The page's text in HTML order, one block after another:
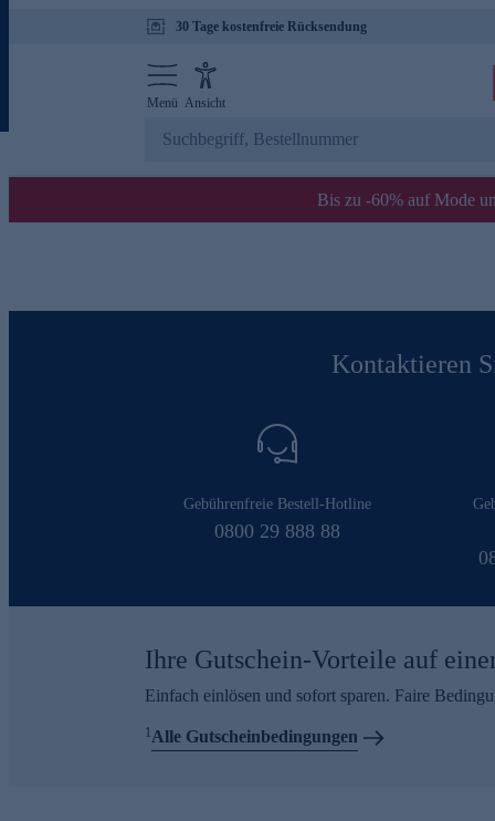
30 Tage kostenfreie Rücksendung
Menü Ansicht
Bis zu -60% auf Mode
Kontaktieren
Gebührenfreie Bestell-Hotline
0800 29 888 88
Ihre Gutschein-Vorteile auf
Einfach einlösen und sofort sparen. Faire
1Alle Gutscheinbedingungen